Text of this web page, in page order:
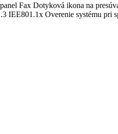
Fax Dotyková ikona na
Overenie systému pri